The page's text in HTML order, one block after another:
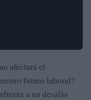
afectará el
futuro laboral?
a un desafío